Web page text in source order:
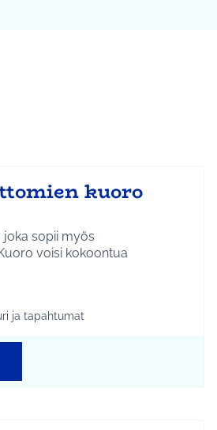
kuoro
joka sopii myös
voisi kokoontua
mukaan: Riihikallio
teeman mukaan: Kulttuuri ja
ja tapahtumat